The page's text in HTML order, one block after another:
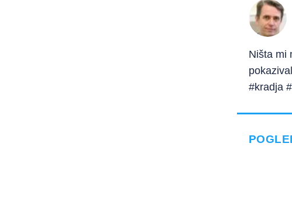
Ništa mi
#kradja